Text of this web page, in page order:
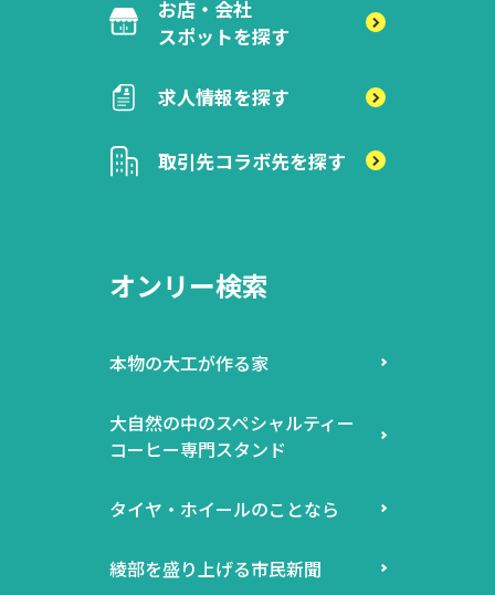
お店・会社
スポットを探す
求人情報を探す
取引先コラボ先を探す
オンリー検索
本物の大工が作る家
大自然の中のスペシャルティー
コーヒー専門スタンド
タイヤ・ホイールのことなら
綾部を盛り上げる市民新聞